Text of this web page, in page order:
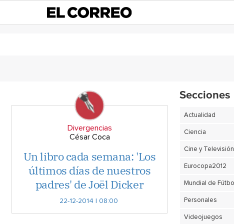
Divergencias
César Coca
Un libro cada semana: 'Los
últimos días de nuestros
padres' de Joël Dicker
22-12-2014 | 08:00
Secciones
Actualidad
Ciencia
Cine y Televisión
Eurocopa2012
Personales
Videojuegos